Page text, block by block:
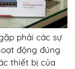
phải các sự
động đúng
thiết bị của